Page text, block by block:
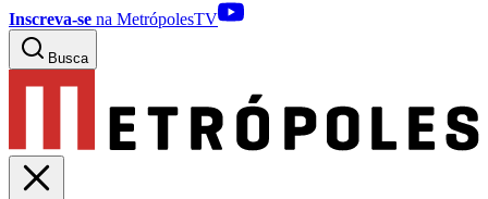
Inscreva-se na MetrópolesTV
Busca